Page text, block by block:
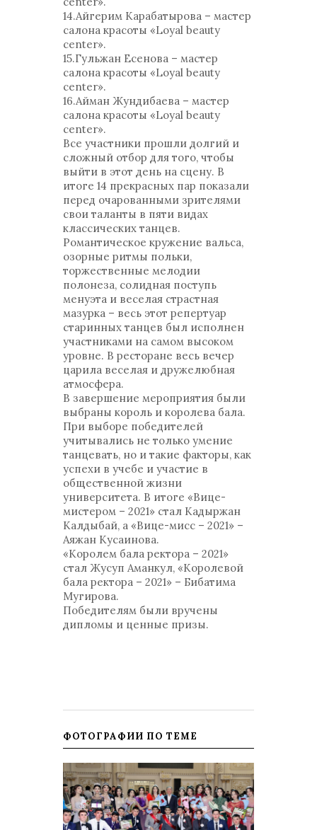
14.Айгерим Карабатырова – мастер
салона красоты «Loyal beauty
center».
15.Гульжан Есенова – мастер
салона красоты «Loyal beauty
center».
16.Айман Жундибаева – мастер
салона красоты «Loyal beauty
center».
Все участники прошли долгий и
сложный отбор для того, чтобы
выйти в этот день на сцену. В
итоге 14 прекрасных пар показали
перед очарованными зрителями
свои таланты в пяти видах
классических танцев.
Романтическое кружение вальса,
озорные ритмы польки,
торжественные мелодии
полонеза, солидная поступь
менуэта и веселая страстная
мазурка – весь этот репертуар
старинных танцев был исполнен
участниками на самом высоком
уровне. В ресторане весь вечер
царила веселая и дружелюбная
атмосфера.
В завершение мероприятия были
выбраны король и королева бала.
При выборе победителей
учитывались не только умение
танцевать, но и такие факторы, как
успехи в учебе и участие в
общественной жизни
университета. В итоге «Вице-
мистером – 2021» стал Кадыржан
Калдыбай, а «Вице-мисс – 2021» –
Аяжан Кусаинова.
«Королем бала ректора – 2021»
стал Жусуп Аманкул, «Королевой
бала ректора – 2021» – Бибатима
Мугирова.
Победителям были вручены
дипломы и ценные призы.
ФОТОГРАФИИ ПО ТЕМЕ